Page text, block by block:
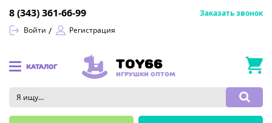
Войти Регистрация
8 (343) 361-66-99 Заказать звонок
КАТАЛОГ TOY66
ИГРУШКИ ОПТОМ